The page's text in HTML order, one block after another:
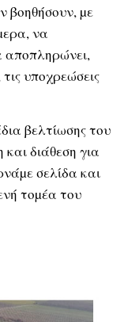
βοηθήσουν, µε
να
αποπληρώνει,
υποχρεώσεις
βελτίωσης του
διάθεση για
σελίδα και
τοµέα του